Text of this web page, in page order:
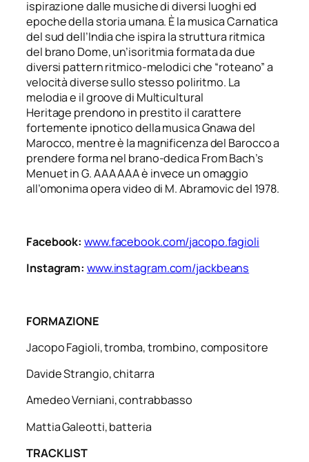
ispirazione dalle musiche di diversi luoghi ed
epoche della storia umana. È la musica Carnatica
del sud dell’India che ispira la struttura ritmica
del brano Dome, un’isoritmia formata da due
diversi pattern ritmico-melodici che “roteano” a
velocità diverse sullo stesso poliritmo. La
melodia e ilgroovedi Multicultural
Heritage prendono in prestito il carattere
fortemente ipnotico della musicaGnawadel
Marocco, mentre è la magnificenza del Barocco a
prendere forma nel brano-dedica From Bach’s
Menuet in G.AAA AAAè invece un omaggio
all’omonima opera video di M. Abramovic del 1978.
Facebook: www.facebook.com/jacopo.fagioli
Instagram: www.instagram.com/jackbeans
FORMAZIONE
Jacopo Fagioli,tromba, trombino, compositore
Davide Strangio,chitarra
Amedeo Verniani,contrabbasso
Mattia Galeotti,batteria
TRACKLIST